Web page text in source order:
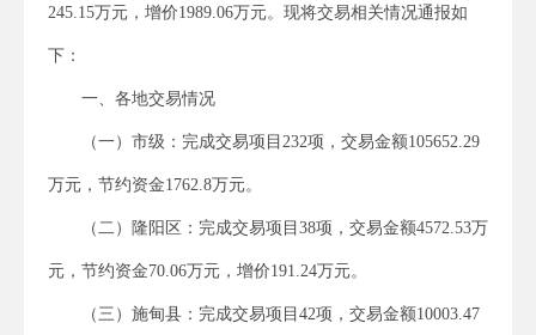
245.15万元，增价1989.06万元。现将交易相关情况通报如
下：
一、各地交易情况
（一）市级：完成交易项目232项，交易金额105652.29
万元，节约资金1762.8万元。
（二）隆阳区：完成交易项目38项，交易金额4572.53万
元，节约资金70.06万元，增价191.24万元。
（三）施甸县：完成交易项目42项，交易金额10003.47